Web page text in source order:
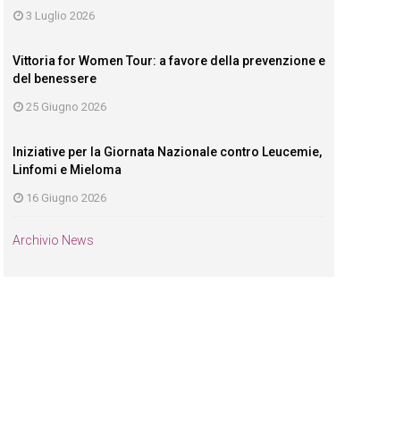
3 Luglio 2026
Vittoria for Women Tour: a favore della prevenzione e
del benessere
25 Giugno 2026
Iniziative per la Giornata Nazionale contro Leucemie,
Linfomi e Mieloma
16 Giugno 2026
Archivio News